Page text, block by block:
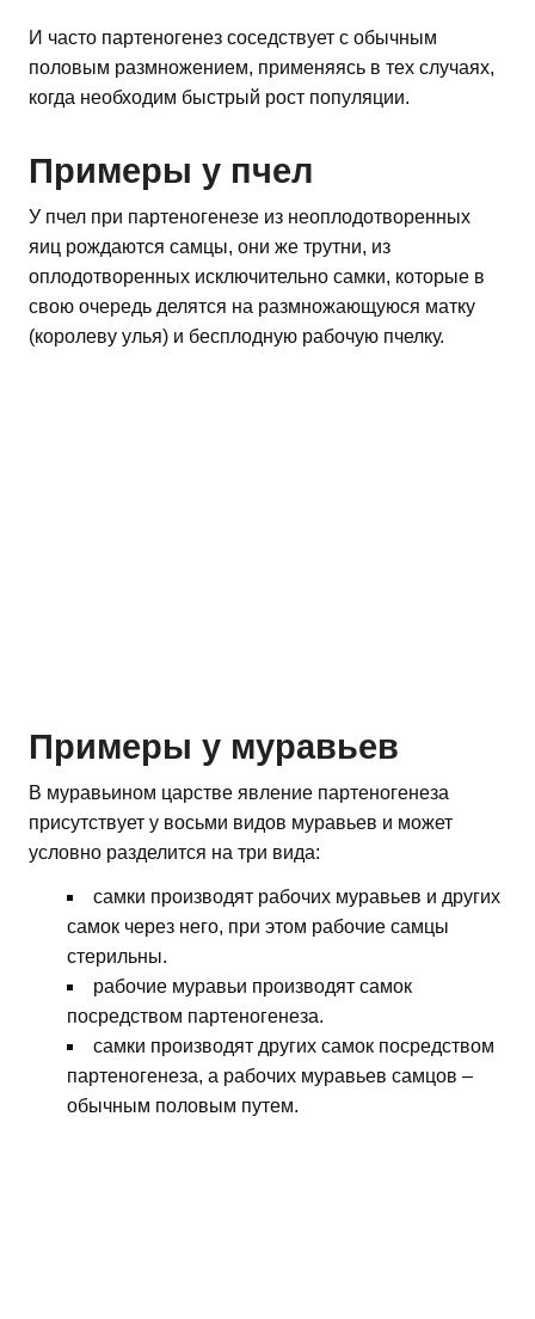
И часто партеногенез соседствует с обычным
половым размножением, применяясь в тех случаях,
когда необходим быстрый рост популяции.
Примеры у пчел
У пчел при партеногенезе из неоплодотворенных
яиц рождаются самцы, они же трутни, из
оплодотворенных исключительно самки, которые в
свою очередь делятся на размножающуюся матку
(королеву улья) и бесплодную рабочую пчелку.
Примеры у муравьев
В муравьином царстве явление партеногенеза
присутствует у восьми видов муравьев и может
условно разделится на три вида:
самки производят рабочих муравьев и других
самок через него, при этом рабочие самцы
стерильны.
рабочие муравьи производят самок
посредством партеногенеза.
самки производят других самок посредством
партеногенеза, а рабочих муравьев самцов –
обычным половым путем.